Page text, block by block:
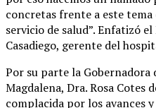
concretas frente a este
servicio de salud”. Enfatizó
Casadiego, gerente del
Por su parte la
Magdalena, Dra. Rosa Cotes
complacida por los avances